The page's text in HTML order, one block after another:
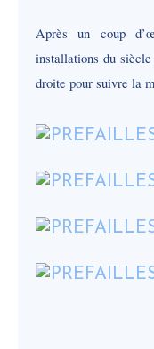
Après un coup
installations du
droite pour suivre la